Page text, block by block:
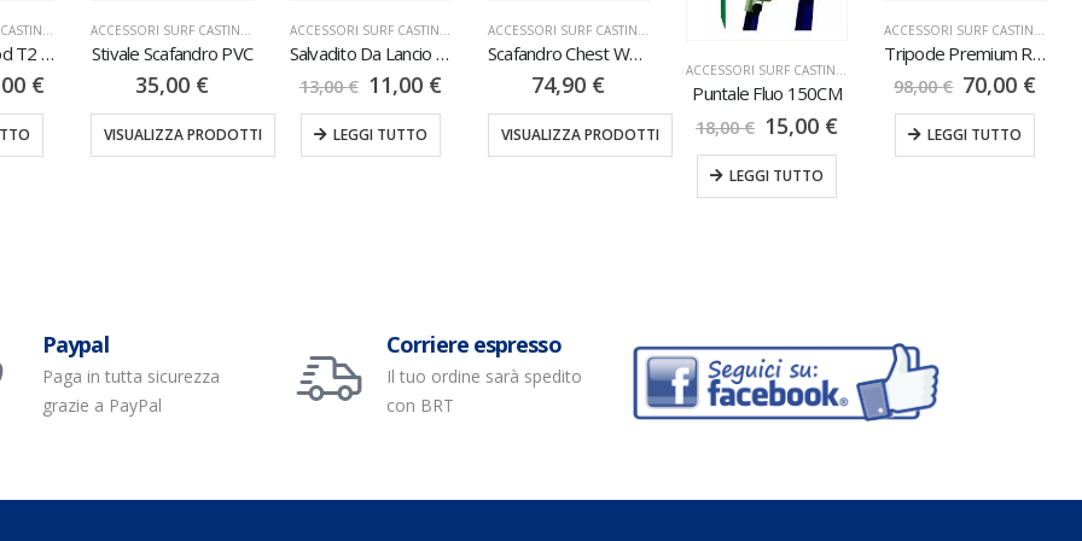
ACCESSORI SURF CASTING TRIPODI
XTR Surf Tripod T2 Evo
€
ACCESSORI SURF CASTING PROMO,STIVALI & SCAFANDRI
Stivale Scafandro PVC
35,00 €
VISUALIZZA PRODOTTI
ACCESSORI SURF CASTING, SALVADITO
Salvadito Da Lancio Pelle
13,00€ 11,00 €
LEGGI TUTTO
ACCESSORI SURF CASTING, STIVALI & SCAFANDRI
Scafandro Chest Wader Taslon
74,90 €
VISUALIZZA PRODOTTI
ACCESSORI SURF CASTING
Puntale Fluo 150CM
18,00€ 15,00 €
LEGGI TUTTO
ACCESSORI SURF CASTING
Tripode Premium Red
98,00€ 70,00 €
LEGGI TUTTO
Paypal
Paga in tutta sicurezza
grazie a PayPal
Corriere espresso
Il tuo ordine sarà spedito
con BRT